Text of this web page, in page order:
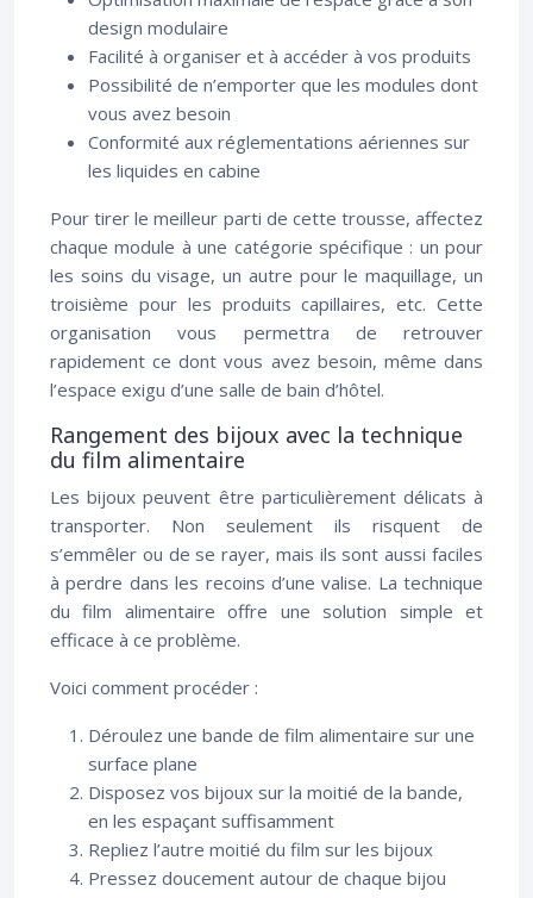
design modulaire
Facilité à organiser et à accéder à vos produits
Possibilité de n’emporter que les modules dont
vous avez besoin
Conformité aux réglementations aériennes sur
les liquides en cabine
Pour tirer le meilleur parti de cette trousse, affectez
chaque module à une catégorie spécifique : un pour
les soins du visage, un autre pour le maquillage, un
troisième pour les produits capillaires, etc. Cette
organisation vous permettra de retrouver
rapidement ce dont vous avez besoin, même dans
l’espace exigu d’une salle de bain d’hôtel.
Rangement des bijoux avec la technique
du film alimentaire
Les bijoux peuvent être particulièrement délicats à
transporter. Non seulement ils risquent de
s’emmêler ou de se rayer, mais ils sont aussi faciles
à perdre dans les recoins d’une valise. La technique
du film alimentaire offre une solution simple et
efficace à ce problème.
Voici comment procéder :
Déroulez une bande de film alimentaire sur une
surface plane
Disposez vos bijoux sur la moitié de la bande,
en les espaçant suffisamment
Repliez l’autre moitié du film sur les bijoux
Pressez doucement autour de chaque bijou